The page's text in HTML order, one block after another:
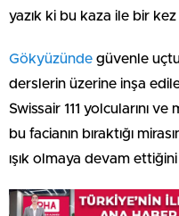
yazık ki bu kaza ile bir
Gökyüzünde güvenle
derslerin üzerine inşa
Swissair 111 yolcularını
bu facianın bıraktığı
ışık olmaya devam